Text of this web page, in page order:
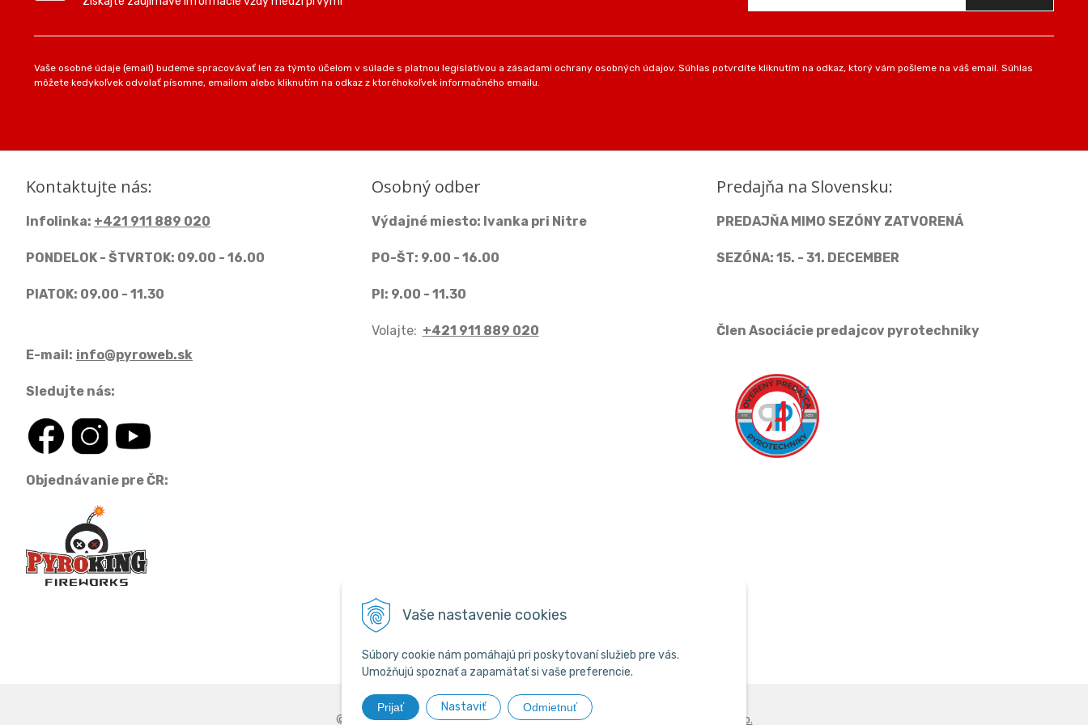
Vaše nastavenie cookies
Súbory cookie nám pomáhajú pri poskytovaní služieb pre vás.
Umožňujú spoznať a zapamätať si vaše preferencie.
Prijať Nastaviť Odmietnuť
Vaše osobné údaje (email) budeme spracovávať len za týmto účelom v súlade s platnou legislatívou a zásadami ochrany osobných údajov. Súhlas potvrdíte kliknutím na odkaz, ktorý vám pošleme na váš email. Súhlas
môžete kedykoľvek odvolať písomne, emailom alebo kliknutím na odkaz z ktoréhokoľvek informačného emailu.
Kontaktujte nás:
Infolinka: +421 911 889 020
PONDELOK - ŠTVRTOK: 09.00 - 16.00
PIATOK: 09.00 - 11.30
E-mail: info@pyroweb.sk
Sledujte nás:
Objednávanie pre ČR:
Osobný odber
Výdajné miesto: Ivanka pri Nitre
PO-ŠT: 9.00 - 16.00
PI: 9.00 - 11.30
Volajte: +421 911 889 020
Predajňa na Slovensku:
PREDAJŇA MIMO SEZÓNY ZATVORENÁ
SEZÓNA: 15. - 31. DECEMBER
Člen Asociácie predajcov pyrotechniky
© 2026 PYROWEB.SK •NextShop &e-shop Pohoda Connector NextCom s.r.o.